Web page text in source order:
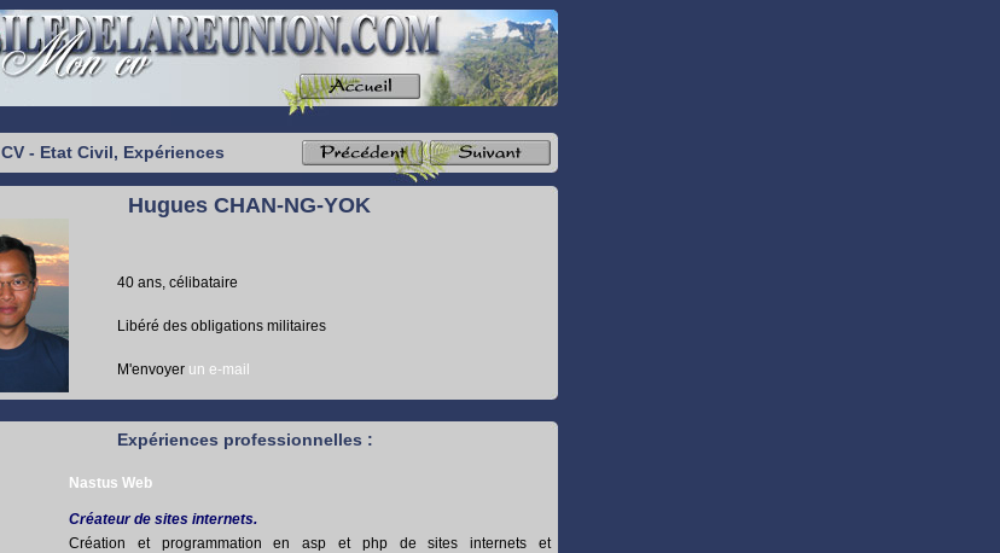
CV - Etat Civil, Expériences
Hugues CHAN-NG-YOK
40 ans, célibataire
Libéré des obligations militaires
M'envoyer un e-mail
Expériences professionnelles :
Nastus Web
Créateur de sites internets.
Création et programmation en asp et php de sites internets et